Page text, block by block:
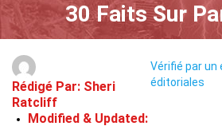
30 Faits Sur
Rédigé Par: Sheri
Ratcliff
Modified & Updated:
Vérifié par un
éditoriales